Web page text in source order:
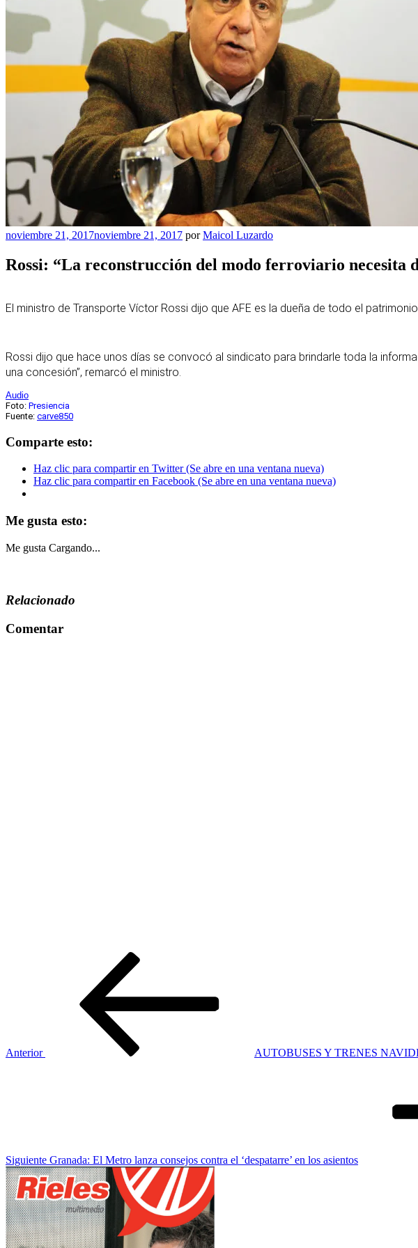
Publicado
noviembre 21, 2017noviembre 21, 2017 porMaicol Luzardo
Rossi: “La reconstrucción del modo ferroviario necesita
El ministro de Transporte Víctor Rossi dijo que AFE es la dueña de todo el
Rossi dijo que hace unos días se convocó al sindicato para brindarle toda la
una concesión”, remarcó el ministro.
Audio
Foto: Presiencia
Fuente: carve850
Comparte esto:
Haz clic para compartir en Twitter (Se abre en una ventana nueva)
Haz clic para compartir en Facebook (Se abre en una ventana nueva)
Me gusta esto:
Me gusta Cargando...
Relacionado
Comentar
Anterior
AUTOBUSES Y TRENES
Siguiente Granada: El Metro lanza consejos contra el ‘despatarre’ en los asientos